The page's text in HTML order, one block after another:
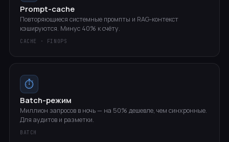
Prompt-cache
Повторяющиеся системные промпты и RAG-контекст
кэшируются. Минус 40% к счёту.
CACHE · FINOPS
⏱
Batch-режим
Миллион запросов в ночь — на 50% дешевле, чем синхронные.
Для аудитов и разметки.
BATCH